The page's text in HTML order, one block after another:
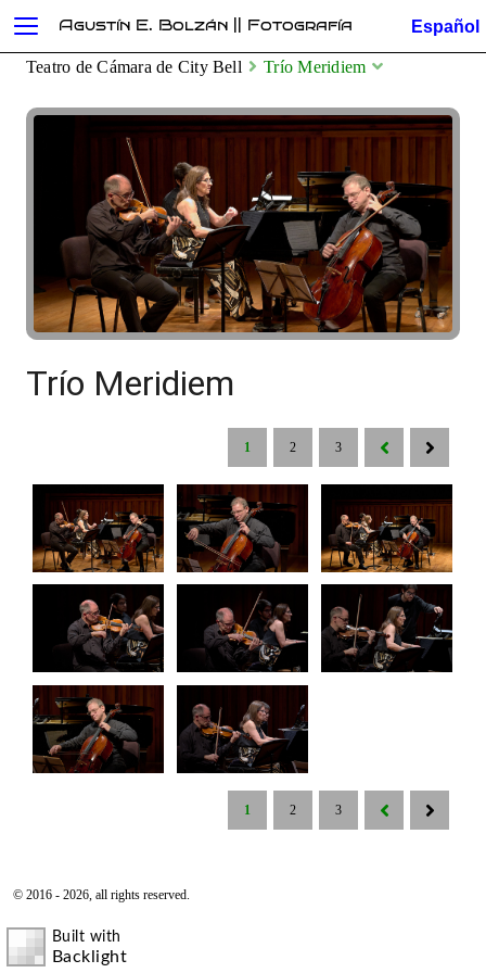
Teatro de Cámara de City Bell Trío Meridiem
Trío Meridiem
1 2 3
1 2 3
© 2016 - 2026, all rights reserved.
Built with
Backlight
Agustín E. Bolzán || Fotografía